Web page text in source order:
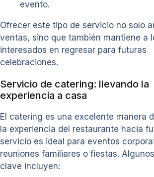
evento.
Ofrecer este tipo de servicio no solo
ventas, sino que también mantiene a
interesados en regresar para futuras
celebraciones.
Servicio de catering: llevando la
experiencia a casa
El catering es una excelente manera
la experiencia del restaurante hacia
servicio es ideal para eventos
reuniones familiares o fiestas.
clave incluyen: